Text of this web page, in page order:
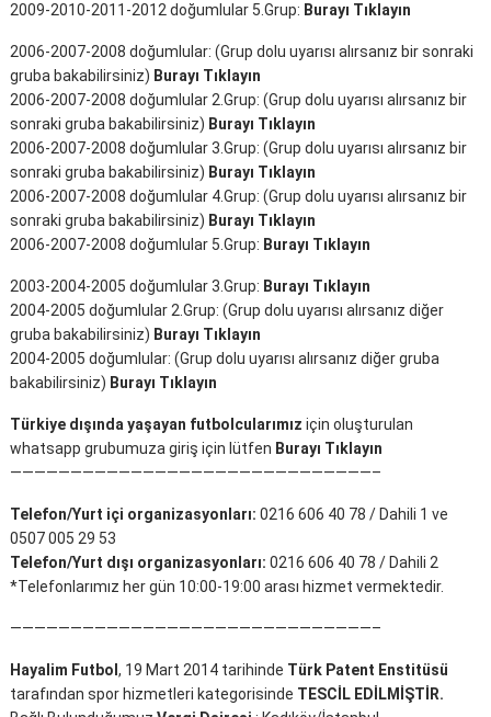
2009-2010-2011-2012 doğumlular 5.Grup: Burayı Tıklayın
2006-2007-2008 doğumlular: (Grup dolu uyarısı alırsanız bir sonraki
gruba bakabilirsiniz) Burayı Tıklayın
2006-2007-2008 doğumlular 2.Grup: (Grup dolu uyarısı alırsanız bir
sonraki gruba bakabilirsiniz) Burayı Tıklayın
2006-2007-2008 doğumlular 3.Grup: (Grup dolu uyarısı alırsanız bir
sonraki gruba bakabilirsiniz) Burayı Tıklayın
2006-2007-2008 doğumlular 4.Grup: (Grup dolu uyarısı alırsanız bir
sonraki gruba bakabilirsiniz) Burayı Tıklayın
2006-2007-2008 doğumlular 5.Grup: Burayı Tıklayın
2003-2004-2005 doğumlular 3.Grup: Burayı Tıklayın
2004-2005 doğumlular 2.Grup: (Grup dolu uyarısı alırsanız diğer
gruba bakabilirsiniz) Burayı Tıklayın
2004-2005 doğumlular: (Grup dolu uyarısı alırsanız diğer gruba
bakabilirsiniz) Burayı Tıklayın
Türkiye dışında yaşayan futbolcularımız için oluşturulan
whatsapp grubumuza giriş için lütfen Burayı Tıklayın
——————————————————————————————–
Telefon/Yurt içi organizasyonları: 0216 606 40 78 / Dahili 1 ve
0507 005 29 53
Telefon/Yurt dışı organizasyonları: 0216 606 40 78 / Dahili 2
*Telefonlarımız her gün 10:00-19:00 arası hizmet vermektedir.
——————————————————————————————–
Hayalim Futbol, 19 Mart 2014 tarihinde Türk Patent Enstitüsü
tarafından spor hizmetleri kategorisinde TESCİL EDİLMİŞTİR.